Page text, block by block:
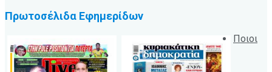
Πρωτοσέλιδα Εφημερίδων
Ποιοι